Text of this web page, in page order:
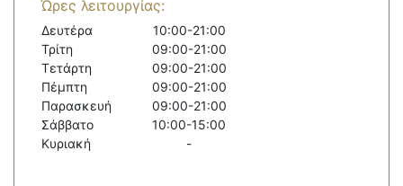
Ώρες λειτουργίας:
Δευτέρα
10:00-21:00
Τρίτη
09:00-21:00
Τετάρτη
09:00-21:00
Πέμπτη
09:00-21:00
Παρασκευή
09:00-21:00
Σάββατο
10:00-15:00
Κυριακή
-